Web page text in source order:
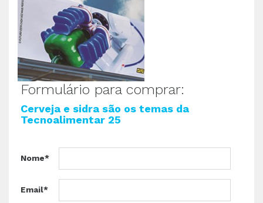
Formulário para comprar:
Cerveja e sidra são os temas da
Tecnoalimentar 25
Nome*
Email*